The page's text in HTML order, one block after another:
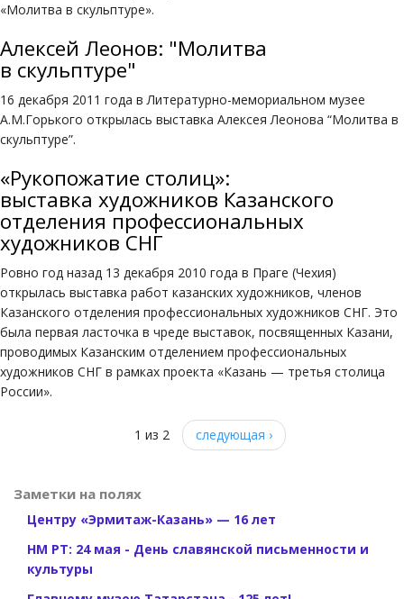
«Молитва в скульптуре».
Алексей Леонов: "Молитва
в скульптуре"
16 декабря 2011 года в Литературно-мемориальном музее
А.М.Горького открылась выставка Алексея Леонова “Молитва в
скульптуре”.
«Рукопожатие столиц»:
выставка художников Казанского
отделения профессиональных
художников СНГ
Ровно год назад 13 декабря 2010 года в Праге (Чехия)
открылась выставка работ казанских художников, членов
Казанского отделения профессиональных художников СНГ. Это
была первая ласточка в чреде выставок, посвященных Казани,
проводимых Казанским отделением профессиональных
художников СНГ в рамках проекта «Казань — третья столица
России».
1 из 2 следующая ›
Заметки на полях
Центру «Эрмитаж-Казань» — 16 лет
НМ РТ: 24 мая - День славянской письменности и
культуры